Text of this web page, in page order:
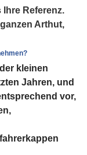
Referenz.
Arthut,
kleinen
Jahren, und
vor,